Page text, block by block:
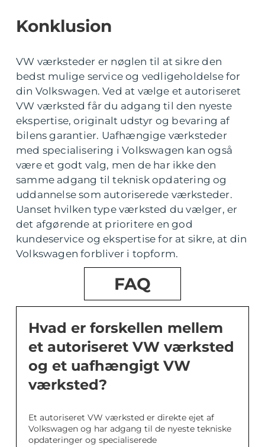
Konklusion
VW værksteder er nøglen til at sikre den
bedst mulige service og vedligeholdelse for
din Volkswagen. Ved at vælge et autoriseret
VW værksted får du adgang til den nyeste
ekspertise, originalt udstyr og bevaring af
bilens garantier. Uafhængige værksteder
med specialisering i Volkswagen kan også
være et godt valg, men de har ikke den
samme adgang til teknisk opdatering og
uddannelse som autoriserede værksteder.
Uanset hvilken type værksted du vælger, er
det afgørende at prioritere en god
kundeservice og ekspertise for at sikre, at din
Volkswagen forbliver i topform.
FAQ
Hvad er forskellen mellem
et autoriseret VW værksted
og et uafhængigt VW
værksted?
Et autoriseret VW værksted er direkte ejet af
Volkswagen og har adgang til de nyeste tekniske
opdateringer og specialiserede